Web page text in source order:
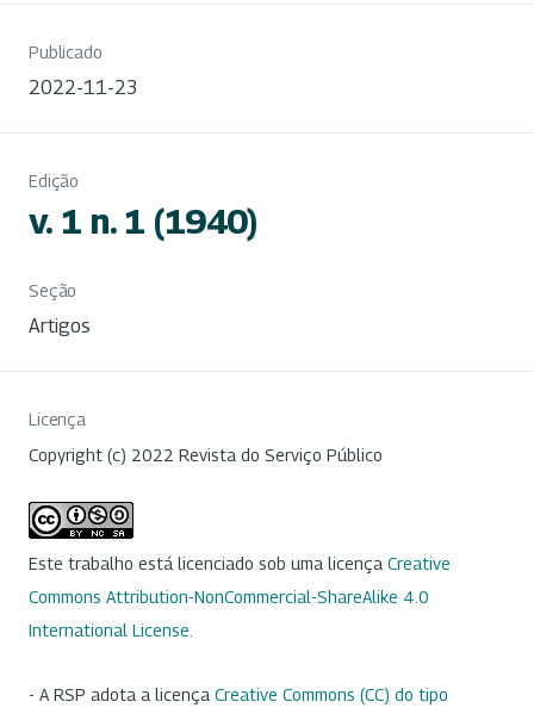
Publicado
2022-11-23
Edição
v. 1 n. 1 (1940)
Seção
Artigos
Licença
Copyright (c) 2022 Revista do Serviço Público
Este trabalho está licenciado sob uma licença Creative
Commons Attribution-NonCommercial-ShareAlike 4.0
International License
- A RSP adota a licença Creative Commons (CC) do tipo